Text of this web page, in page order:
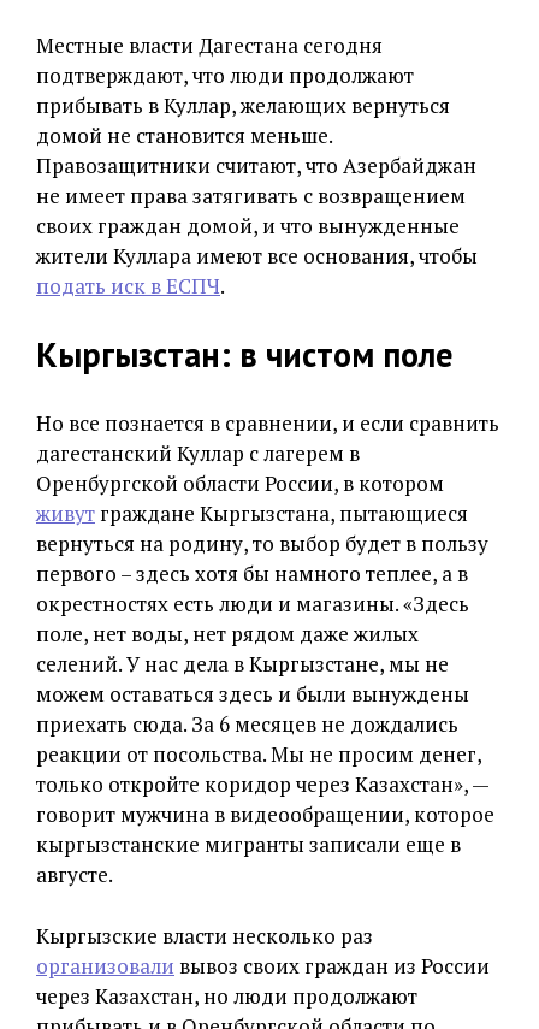
Местные власти Дагестана сегодня
подтверждают, что люди продолжают
прибывать в Куллар, желающих вернуться
домой не становится меньше.
Правозащитники считают, что Азербайджан
не имеет права затягивать с возвращением
своих граждан домой, и что вынужденные
жители Куллара имеют все основания, чтобы
подать иск в ЕСПЧ.
Кыргызстан: в чистом поле
Но все познается в сравнении, и если сравнить
дагестанский Куллар с лагерем в
Оренбургской области России, в котором
живут граждане Кыргызстана, пытающиеся
вернуться на родину, то выбор будет в пользу
первого – здесь хотя бы намного теплее, а в
окрестностях есть люди и магазины. «Здесь
поле, нет воды, нет рядом даже жилых
селений. У нас дела в Кыргызстане, мы не
можем оставаться здесь и были вынуждены
приехать сюда. За 6 месяцев не дождались
реакции от посольства. Мы не просим денег,
только откройте коридор через Казахстан», —
говорит мужчина в видеообращении, которое
кыргызстанские мигранты записали еще в
августе.
Кыргызские власти несколько раз
организовали вывоз своих граждан из России
через Казахстан, но люди продолжают